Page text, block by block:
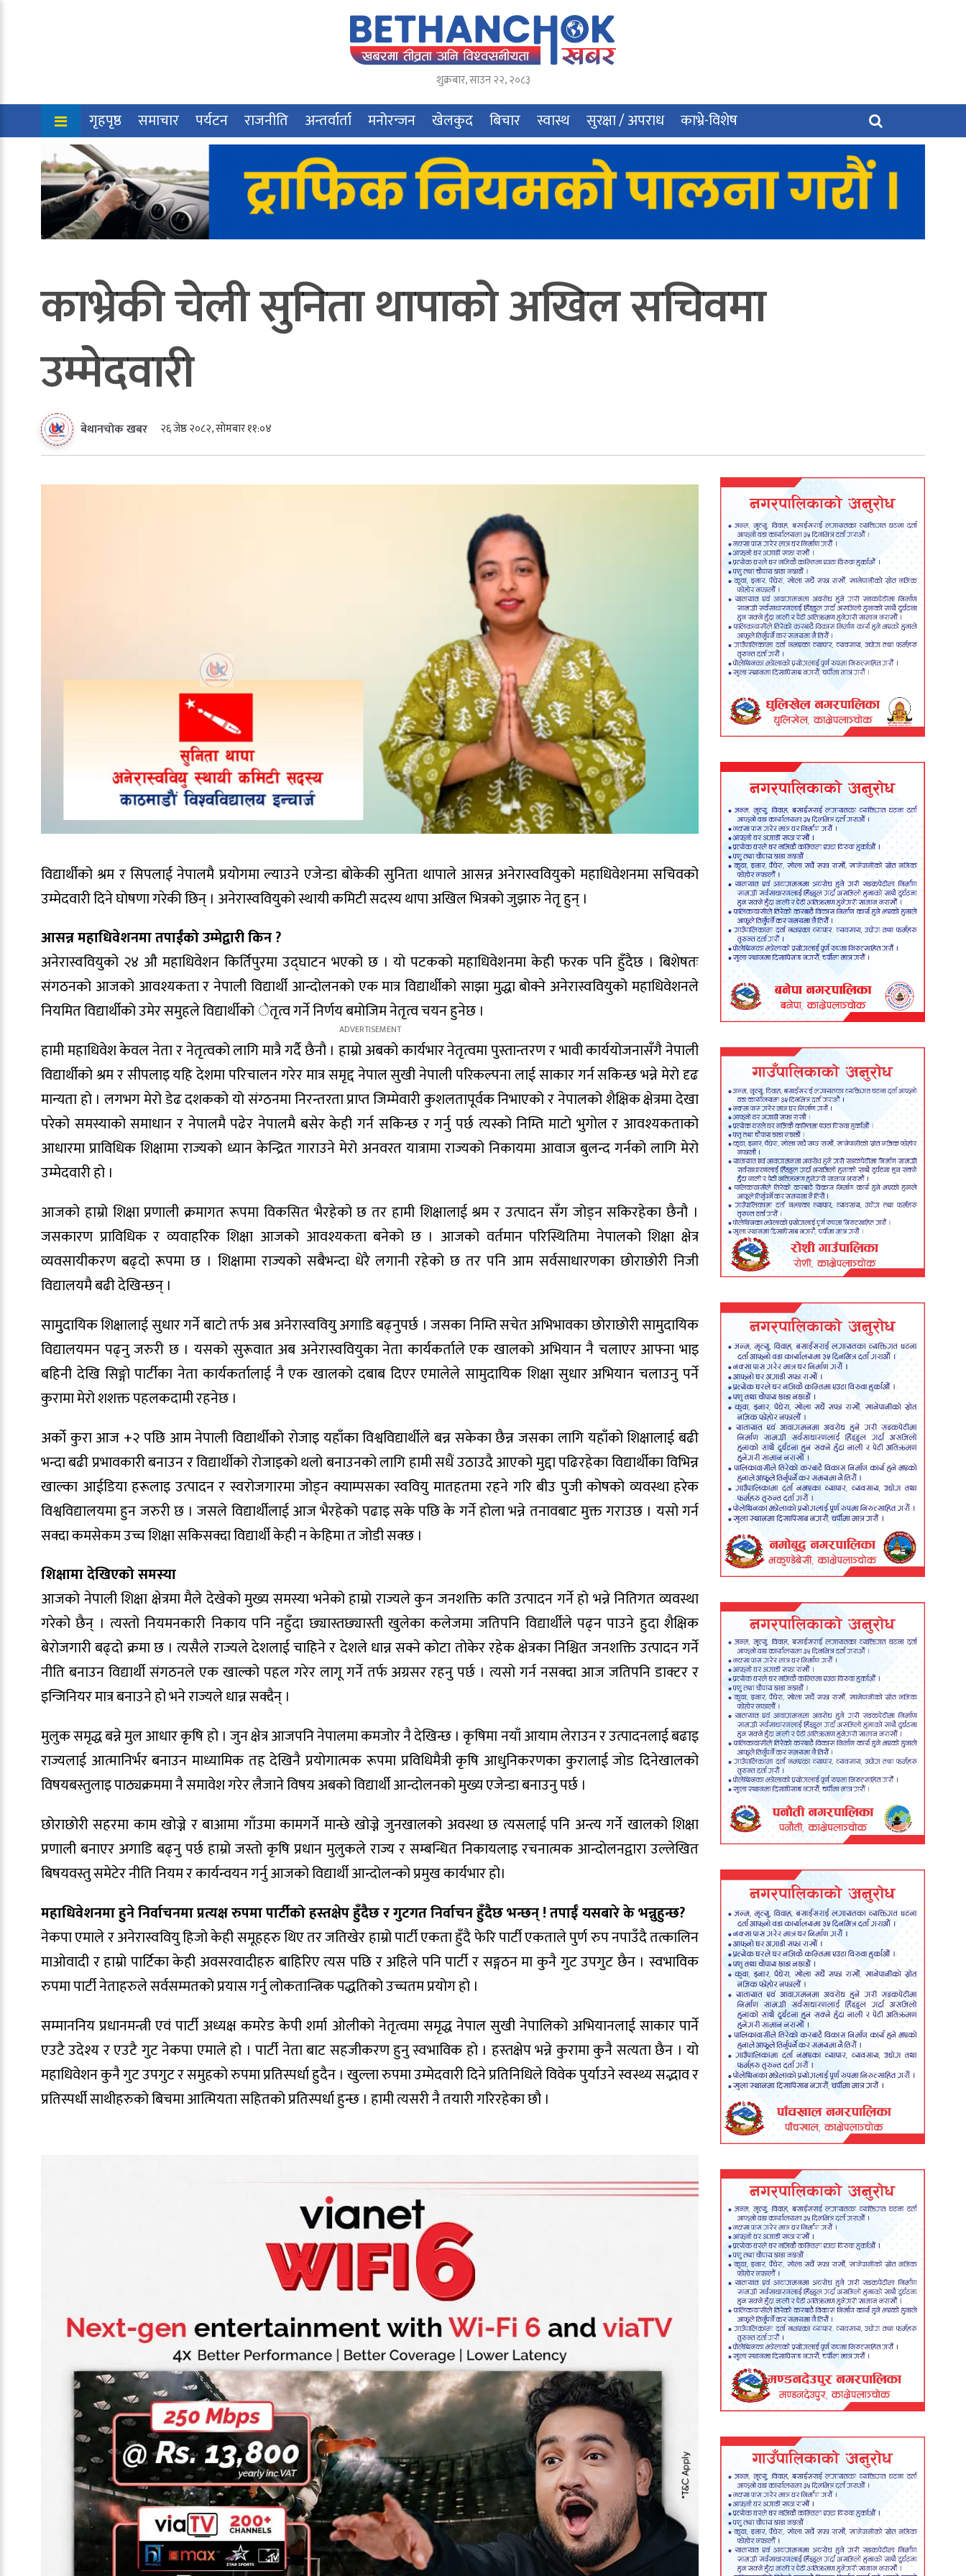
शुक्रबार,साउन२२,२०८३
गृहपृष्ठ समाचार पर्यटन राजनीति अन्तर्वार्ता मनोरन्जन खेलकुद बिचार स्वास्थ सुरक्षा / अपराध काभ्रे-विशेष
काभ्रेकी चेली सुनिता थापाको अखिल सचिवमा
उम्मेदवारी
बेथानचोक खबर २६ जेष्ठ २०८२, सोमबार ११:०४
विद्यार्थीको श्रम र सिपलाई नेपालमै प्रयोगमा ल्याउने एजेन्डा बोकेकी सुनिता थापाले आसन्न अनेरास्ववियुको महाधिवेशनमा सचिवको
उम्मेदवारी दिने घोषणा गरेकी छिन् । अनेरास्ववियुको स्थायी कमिटी सदस्य थापा अखिल भित्रको जुझारु नेतृ हुन् ।
आसन्न महाधिवेशनमा तपाईंको उम्मेद्वारी किन ?
अनेरास्ववियुको २४ औ महाधिवेशन किर्तिपुरमा उद्घाटन भएको छ । यो पटकको महाधिवेशनमा केही फरक पनि हुँदैछ । बिशेषतः
संगठनको आजको आवश्यकता र नेपाली विद्यार्थी आन्दोलनको एक मात्र विद्यार्थीको साझा मुद्धा बोक्ने अनेरास्ववियुको महाधिवेशनले
नियमित विद्यार्थीको उमेर समुहले विद्यार्थीको ेतृत्व गर्ने निर्णय बमोजिम नेतृत्व चयन हुनेछ ।
हामी महाधिवेश केवल नेता र नेतृत्वको लागि मात्रै गर्दै छैनौ । हाम्रो अबको कार्यभार नेतृत्वमा पुस्तान्तरण र भावी कार्ययोजनासँगै नेपाली
विद्यार्थीको श्रम र सीपलाइ यहि देशमा परिचालन गरेर मात्र समृद्द नेपाल सुखी नेपाली परिकल्पना लाई साकार गर्न सकिन्छ भन्ने मेरो दृढ
मान्यता हो । लगभग मेरो डेढ दशकको यो संग्ठनमा निरन्तरता प्राप्त जिम्मेवारी कुशलतापूर्वक निभाएको र नेपालको शैक्षिक क्षेत्रमा देखा
परेको समस्याको समाधान र नेपालमै पढेर नेपालमै बसेर केही गर्न सकिन्छ र गर्नु पर्छ त्यस्को निम्ति माटो भुगोल र आवश्यकताको
आधारमा प्राविधिक शिक्षामा राज्यको ध्यान केन्द्रित गाराउने मेरो अनवरत यात्रामा राज्यको निकायमा आवाज बुलन्द गर्नको लागि मेरो
उम्मेदवारी हो ।
आजको हाम्रो शिक्षा प्रणाली क्रमागत रूपमा विकसित भैरहेको छ तर हामी शिक्षालाई श्रम र उत्पादन सँग जोड्न सकिरहेका छैनौ ।
जसकारण प्राविधिक र व्यवाहरिक शिक्षा आजको आवश्यकता बनेको छ । आजको वर्तमान परिस्थितिमा नेपालको शिक्षा क्षेत्र
व्यवसायीकरण बढ्दो रूपमा छ । शिक्षामा राज्यको सबैभन्दा धेरै लगानी रहेको छ तर पनि आम सर्वसाधारणका छोराछोरी निजी
विद्यालयमै बढी देखिन्छन् ।
सामुुदायिक शिक्षालाई सुधार गर्ने बाटो तर्फ अब अनेरास्ववियु अगाडि बढ्नुपर्छ । जसका निम्ति सचेत अभिभावका छोराछोरी सामुदायिक
विद्यालयमन पढ्नु जरुरी छ । यसको सुरूवात अब अनेरास्ववियुका नेता कार्यकर्ताले एक खालको अभियान नै चलाएर आफ्ना भाइ
बहिनी देखि सिङ्गो पार्टीका नेता कार्यकर्तालाई नै एक खालको दबाब दिएर एमालेले सामुदायिक शिक्षा सुधार अभियान चलाउनु पर्ने
कुरामा मेरो शशक्त पहलकदामी रहनेछ ।
अर्को कुरा आज +२ पछि आम नेपाली विद्यार्थीको रोजाइ यहाँका विश्वविद्यार्थीले बन्न सकेका छैन्न जसका लागि यहाँको शिक्षालाई बढी
भन्दा बढी प्रभावकारी बनाउन र विद्यार्थीको रोजाइको थलो बनाउनको लागि हामी सधैं उठाउदै आएको मुद्दा पढिरहेका विद्यार्थीका विभिन्न
खाल्का आईडिया हरूलाइ उत्पादन र स्वरोजगारमा जोड्न क्याम्पसका स्ववियु मातहतमा रहने गरि बीउ पुजी कोषको व्यवस्था हरेक
विश्वविद्यालयमा हुन जरुरी छ । जसले विद्यार्थीलाई आज भैरहेको पढाइ सके पछि के गर्ने होला भन्ने तनावबाट मुक्त गराउछ । यसो गर्न
सक्दा कमसेकम उच्च शिक्षा सकिसक्दा विद्यार्थी केही न केहिमा त जोडी सक्छ ।
शिक्षामा देखिएको समस्या
आजको नेपाली शिक्षा क्षेत्रमा मैले देखेको मुख्य समस्या भनेको हाम्रो राज्यले कुन जनशक्ति कति उत्पादन गर्ने हो भन्ने नितिगत व्यवस्था
गरेको छैन् । त्यस्तो नियमनकारी निकाय पनि नहुँदा छ्यास्तछ्यास्ती खुलेका कलेजमा जतिपनि विद्यार्थीले पढ्न पाउने हुदा शैक्षिक
बेरोजगारी बढ्दो क्रमा छ । त्यसैले राज्यले देशलाई चाहिने र देशले धान्न सक्ने कोटा तोकेर रहेक क्षेत्रका निश्चित जनशक्ति उत्पादन गर्ने
नीति बनाउन विद्यार्थी संगठनले एक खाल्को पहल गरेर लागू गर्ने तर्फ अग्रसर रहनु पर्छ । त्यसो गर्न नसक्दा आज जतिपनि डाक्टर र
इन्जिनियर मात्र बनाउने हो भने राज्यले धान्न सक्दैन् ।
मुलुक समृद्ध बन्ने मुल आधार कृषि हो । जुन क्षेत्र आजपनि नेपालमा कमजोर नै देखिन्छ । कृषिमा नयाँ आयाम लेराउन र उत्पादनलाई बढाइ
राज्यलाई आत्मानिर्भर बनाउन माध्यामिक तह देखिनै प्रयोगात्मक रूपमा प्रविधिमैत्री कृषि आधुनिकरणका कुरालाई जोड दिनेखालको
विषयबस्तुलाइ पाठ्यक्रममा नै समावेश गरेर लैजाने विषय अबको विद्यार्थी आन्दोलनको मुख्य एजेन्डा बनाउनु पर्छ ।
छोराछोरी सहरमा काम खोज्ने र बाआमा गाँउमा कामगर्ने मान्छे खोज्ने जुनखालको अवस्था छ त्यसलाई पनि अन्त्य गर्ने खालको शिक्षा
प्रणाली बनाएर अगाडि बढ्नु पर्छ हाम्रो जस्तो कृषि प्रधान मुलुकले राज्य र सम्बन्धित निकायलाइ रचनात्मक आन्दोलनद्वारा उल्लेखित
बिषयवस्तु समेटेर नीति नियम र कार्यन्वयन गर्नु आजको विद्यार्थी आन्दोलन्को प्रमुख कार्यभार हो।
महाधिवेशनमा हुने निर्वाचनमा प्रत्यक्ष रुपमा पार्टीको हस्तक्षेप हुँदैछ र गुटगत निर्वाचन हुँदैछ भन्छन् ! तपाईँ यसबारे के भन्नुहुन्छ?
नेकपा एमाले र अनेरास्ववियु हिजो केही समूहहरु थिए तर जतिखेर हाम्रो पार्टी एकता हुँदै फेरि पार्टी एकताले पुर्ण रुप नपाउँदै तत्कालिन
माओवादी र हाम्रो पार्टिका केही अवसरवादीहरु बाहिरिए त्यस पछि र अहिले पनि पार्टी र सङ्गठन मा कुनै गुट उपगुट छैन । स्वभाविक
रुपमा पार्टी नेताहरुले सर्वसम्मतको प्रयास गर्नु लोकतान्त्रिक पद्धतिको उच्चतम प्रयोग हो ।
सम्माननिय प्रधानमन्त्री एवं पार्टी अध्यक्ष कमरेड केपी शर्मा ओलीको नेतृत्वमा समृद्ध नेपाल सुखी नेपालिको अभियानलाई साकार पार्ने
एउटै उदेश्य र एउटै गुट नेकपा एमाले हो । पार्टी नेता बाट सहजीकरण हुनु स्वभाविक हो । हस्तक्षेप भन्ने कुरामा कुनै सत्यता छैन । यो
महाधिवेशन कुनै गुट उपगुट र समुहको रुपमा प्रतिस्पर्धा हुदैन । खुल्ला रुपमा उम्मेदवारी दिने प्रतिनिधिले विवेक पुर्याउने स्वस्थ्य सद्भाव र
प्रतिस्पर्धी साथीहरुको बिचमा आत्मियता सहितको प्रतिस्पर्धा हुन्छ । हामी त्यसरी नै तयारी गरिरहेका छौ ।